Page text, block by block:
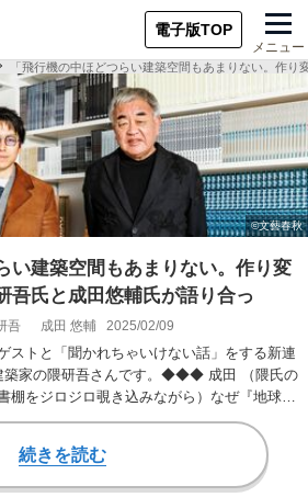
電子版TOP
メニュー
「飛行機の中ほどつらい建築空間もあまりない。作
い建築空間もあまりない。作り変
吾氏と成田悠輔氏が語り合っ
吾 成田 悠輔 2025/02/09
ストと「聞かれちゃいけない話」をする新連
築家の隈研吾さんです。◆◆◆ 成田 （隈氏の
棚をジロジロ覗き込みながら）なぜ『地球の
続きを読む